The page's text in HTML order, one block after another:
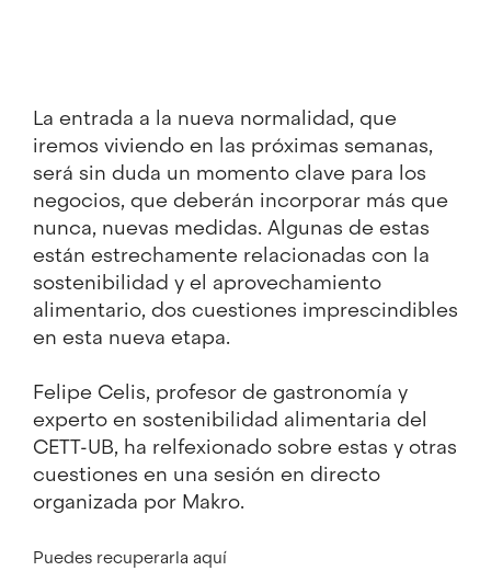
La entrada a la nueva normalidad, que
iremos viviendo en las próximas semanas,
será sin duda un momento clave para los
negocios, que deberán incorporar más que
nunca, nuevas medidas. Algunas de estas
están estrechamente relacionadas con la
sostenibilidad y el aprovechamiento
alimentario, dos cuestiones imprescindibles
en esta nueva etapa.
Felipe Celis, profesor de gastronomía y
experto en sostenibilidad alimentaria del
CETT-UB, ha relfexionado sobre estas y otras
cuestiones en una sesión en directo
organizada por Makro.
Puedes recuperarla aquí